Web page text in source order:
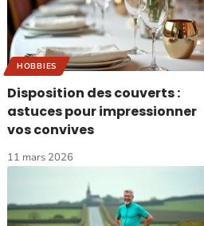
HOBBIES
Disposition des couverts :
astuces pour impressionner
vos convives
11 mars 2026